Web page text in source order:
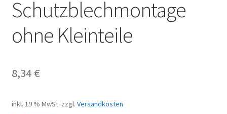
Schutzblechmontage
ohne Kleinteile
8,34 €
inkl. 19 % MwSt. zzgl. Versandkosten